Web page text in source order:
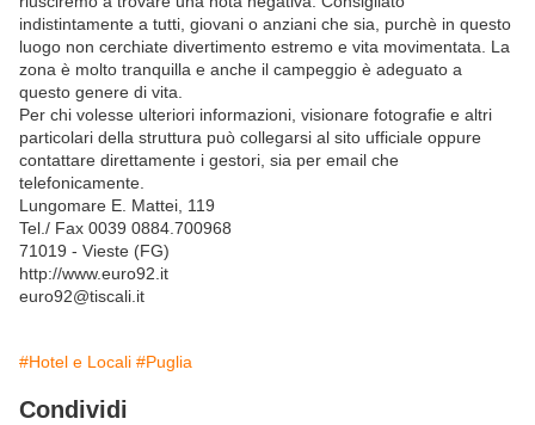
indistintamente a tutti, giovani o anziani che sia, purchè in questo
luogo non cerchiate divertimento estremo e vita movimentata. La
zona è molto tranquilla e anche il campeggio è adeguato a
questo genere di vita.
Per chi volesse ulteriori informazioni, visionare fotografie e altri
particolari della struttura può collegarsi al sito ufficiale oppure
contattare direttamente i gestori, sia per email che
telefonicamente.
Lungomare E. Mattei, 119
Tel./ Fax 0039 0884.700968
71019 - Vieste (FG)
http://www.euro92.it
euro92@tiscali.it
#Hotel e Locali #Puglia
Condividi